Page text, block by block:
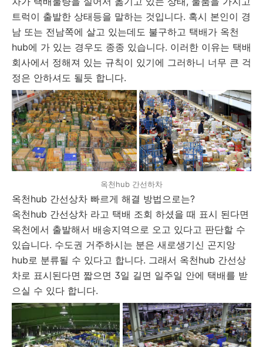
트럭이 출발한 상태등을 말하는 것입니다. 혹시 본인이 경
남 또는 전남쪽에 살고 있는데도 불구하고 택배가 옥천
hub에 가 있는 경우도 종종 있습니다. 이러한 이유는 택배
회사에서 정해져 있는 규칙이 있기에 그러하니 너무 큰 걱
정은 안하셔도 될듯 합니다.
옥천hub 간선하차
옥천hub 간선상차 빠르게 해결 방법으로는?
옥천hub 간선상차 라고 택배 조회 하셨을 때 표시 된다면
옥천에서 출발해서 배송지역으로 오고 있다고 판단할 수
있습니다. 수도권 거주하시는 분은 새로생기신 곤지앙
hub로 분류될 수 있다고 합니다. 그래서 옥천hub 간선상
차로 표시된다면 짧으면 3일 길면 일주일 안에 택배를 받
으실 수 있다 합니다.